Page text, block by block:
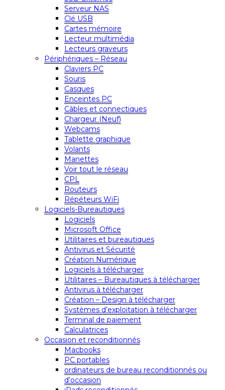
Serveur NAS
Clé USB
Cartes mémoire
Lecteur multimédia
Lecteurs graveurs
Périphériques – Réseau
Claviers PC
Souris
Casques
Enceintes PC
Câbles et connectiques
Chargeur (Neuf)
Webcams
Tablette graphique
Volants
Manettes
Voir tout le réseau
CPL
Routeurs
Répéteurs WiFi
Logiciels-Bureautiques
Logiciels
Microsoft Office
Utilitaires et bureautiques
Antivirus et Sécurité
Création Numérique
Logiciels à télécharger
Utilitaires – Bureautiques à télécharger
Antivirus à télécharger
Création – Design à télécharger
Systèmes d’exploitation à télécharger
Terminal de paiement
Calculatrices
Occasion et reconditionnés
Macbooks
PC portables
ordinateurs de bureau reconditionnés ou
d’occasion